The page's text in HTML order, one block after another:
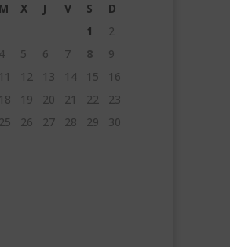
M X J V S
D
1
2
4 5 6 7 8
9
11 12 13 14 15
16
18 19 20 21 22
23
25 26 27 28 29
30